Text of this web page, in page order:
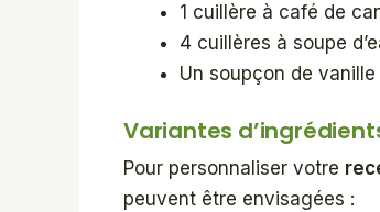
1 cuillère à café de
4 cuillères à soupe
Un soupçon de
Variantes
Pour personnaliser votre
peuvent être envisagées :